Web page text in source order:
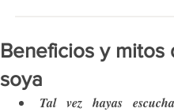
Beneficios y mitos
soya
Tal vez hayas